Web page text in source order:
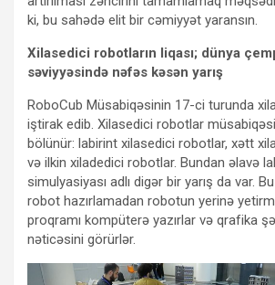
ki, bu sahədə elit bir cəmiyyət yaransın.
Xilasedici robotların liqası; dünya
səviyyəsində nəfəs kəsən yarış
RoboCub Müsabiqəsinin 17-ci turunda
iştirak edib. Xilasedici robotlar
bölünür: labirint xilasedici robotlar, xətt
və ilkin xiladedici robotlar. Bundan əlavə
simulyasiyası adlı digər bir yarış da var.
robot hazırlamadan robotun yerinə
proqramı kompüterə yazırlar və qrafika
nəticəsini görürlər.